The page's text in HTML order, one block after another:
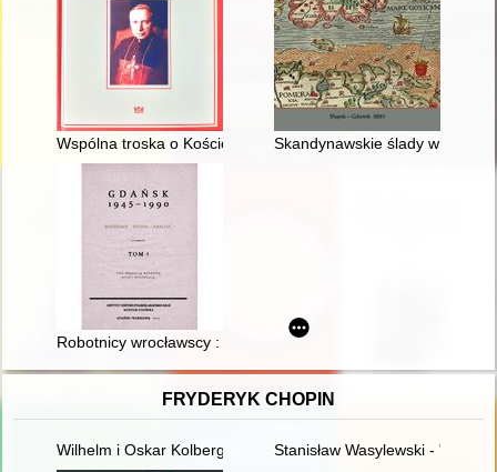
Wspólna troska o Kościół w Polsce : współpraca kard.
Skandynawskie ślady w
Robotnicy wrocławscy : analiza społeczno-demograficzna
FRYDERYK CHOPIN
Wilhelm i Oskar Kolbergowie - zarys życia i przyjaźni z
Stanisław Wasylewski -